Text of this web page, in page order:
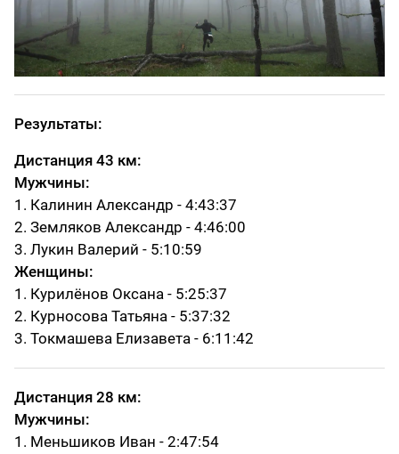
Результаты:
Дистанция 43 км:
Мужчины:
1. Калинин Александр - 4:43:37
2. Земляков Александр - 4:46:00
3. Лукин Валерий - 5:10:59
Женщины:
1. Курилёнов Оксана - 5:25:37
2. Курносова Татьяна - 5:37:32
3. Токмашева Елизавета - 6:11:42
Дистанция 28 км:
Мужчины:
1. Меньшиков Иван - 2:47:54